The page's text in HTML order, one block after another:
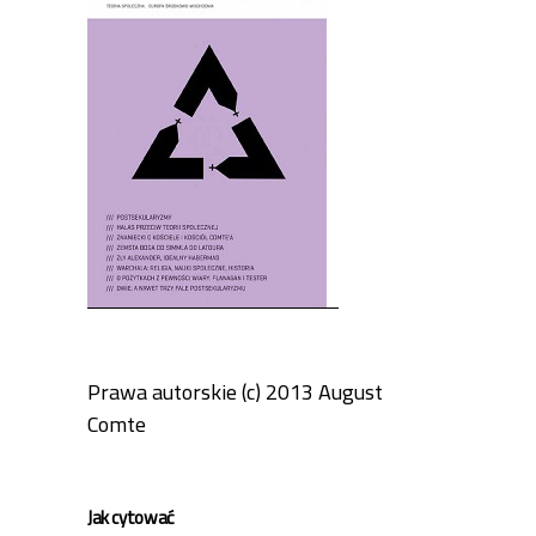
Prawa autorskie (c) 2013 August
Comte
Jak cytować